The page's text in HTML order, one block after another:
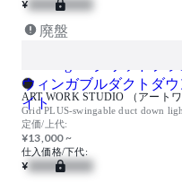
¥
廃盤
定価/上代:
¥13,000 ~
仕入価格/下代:
¥